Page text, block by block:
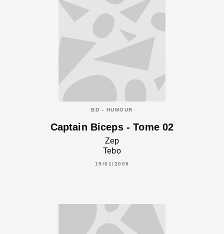
BD - HUMOUR
Captain Biceps - Tome 02
Zep
Tebo
19/01/2005